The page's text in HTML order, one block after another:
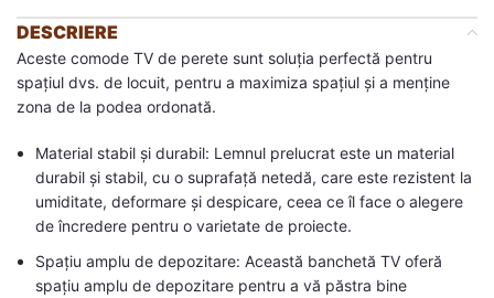
DESCRIERE
Aceste comode TV de perete sunt soluția perfectă pentru
spațiul dvs. de locuit, pentru a maximiza spațiul și a menține
zona de la podea ordonată.
Material stabil și durabil: Lemnul prelucrat este un material
durabil și stabil, cu o suprafață netedă, care este rezistent la
umiditate, deformare și despicare, ceea ce îl face o alegere
de încredere pentru o varietate de proiecte.
Spațiu amplu de depozitare: Această banchetă TV oferă
spațiu amplu de depozitare pentru a vă păstra bine